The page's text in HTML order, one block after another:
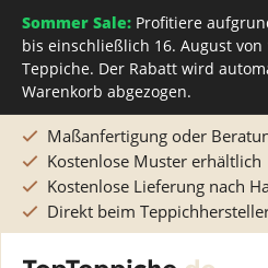
Sommer Sale: Profitiere
bis einschließlich 16. August von
Teppiche. Der Rabatt wird
Warenkorb abgezogen.
Maßanfertigung oder
Kostenlose Muster erhältlich
Kostenlose Lieferung nach
Direkt beim